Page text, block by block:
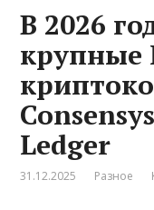
В 2026
крупные
Ledger
31.12.2025 Разное